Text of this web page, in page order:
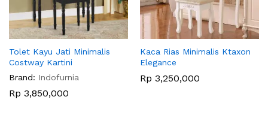
Tolet Kayu Jati Minimalis
Costway Kartini
Brand: Indofurnia
Rp 3,850,000
Kaca Rias Minimalis Ktaxon
Elegance
Rp 3,250,000